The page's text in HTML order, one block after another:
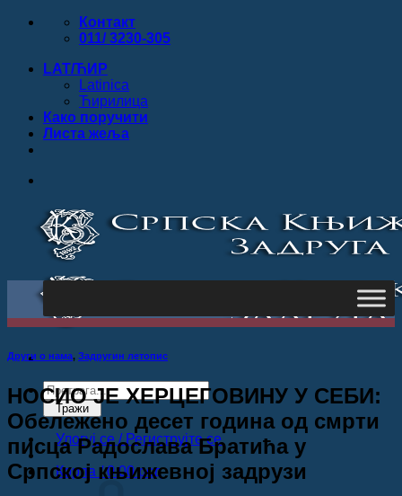
Прескочи
Контакт
011/ 3230-305
LAT/ЋИР
Latinica
Ћирилица
Како поручити
Листa жеља
Products
search
Тражи
Улогуј се / Региструјте се
Корпа /0.00рсд
Други о нама, Задругин летопис
НОСИО ЈЕ ХЕРЦЕГОВИНУ У СЕБИ:
Обележено десет година од смрти
писца Радослава Братића у
Српској књижевној задрузи